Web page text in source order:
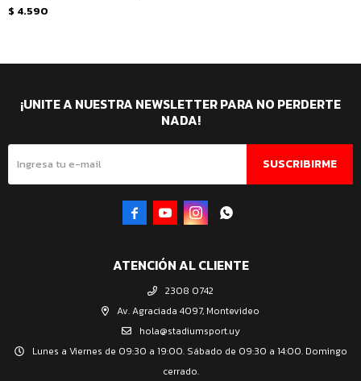
$ 4.590
ATENCIÓN AL CLIENTE
2308 0742
Av. Agraciada 4097, Montevideo
hola@stadiumsport.uy
Lunes a Viernes de 09:30 a 19:00. Sábado de 09:30 a 14:00. Domingo
cerrado.
¡UNITE A NUESTRA NEWSLETTER PARA NO PERDERTE
NADA!
SUSCRIBIRME
   